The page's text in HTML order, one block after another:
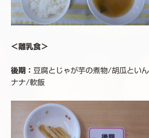
＜離乳食＞
後期： 豆腐とじゃが芋の煮物/胡瓜とい
ナナ/軟飯